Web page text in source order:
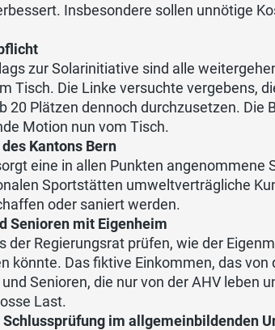
Insbesondere sollen unnötige
zur Solarinitiative sind alle
Tisch. Die Linke versuchte vergebens,
20 Plätzen dennoch durchzusetzen. Die
Motion nun vom Tisch.
Kantons Bern
eine in allen Punkten angenommene
Sportstätten umweltverträgliche
oder saniert werden.
Senioren mit Eigenheim
der Regierungsrat prüfen, wie der
könnte. Das fiktive Einkommen, das von
Senioren, die nur von der AHV leben
Last.
im allgemeinbildenden